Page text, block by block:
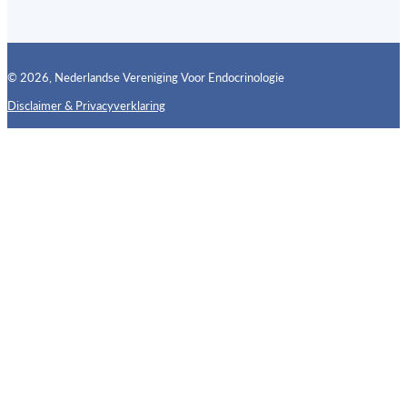
© 2026, Nederlandse Vereniging Voor Endocrinologie
Disclaimer & PrivacyverklaringFollow us on X